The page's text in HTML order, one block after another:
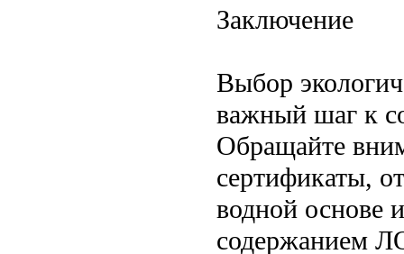
Заключение
Выбор
важный шаг к
Обращайте
сертификаты,
водной основе
содержанием